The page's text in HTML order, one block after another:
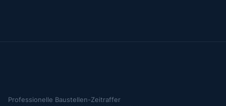
Professionelle Baustellen-Zeitraffer